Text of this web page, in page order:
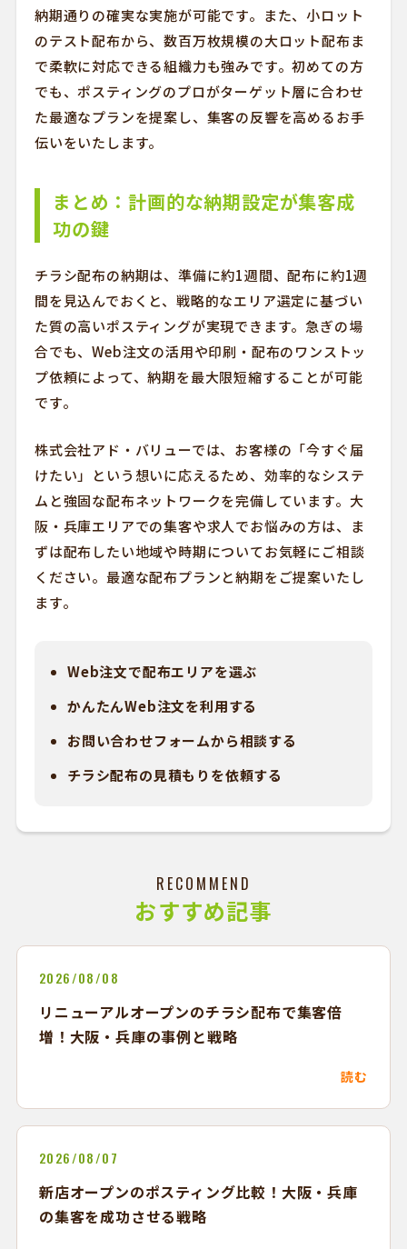
納期通りの確実な実施が可能です。また、小ロット
のテスト配布から、数百万枚規模の大ロット配布ま
で柔軟に対応できる組織力も強みです。初めての方
でも、ポスティングのプロがターゲット層に合わせ
た最適なプランを提案し、集客の反響を高めるお手
伝いをいたします。
まとめ：計画的な納期設定が集客成
功の鍵
チラシ配布の納期は、準備に約1週間、配布に約1週
間を見込んでおくと、戦略的なエリア選定に基づい
た質の高いポスティングが実現できます。急ぎの場
合でも、Web注文の活用や印刷・配布のワンストッ
プ依頼によって、納期を最大限短縮することが可能
です。
株式会社アド・バリューでは、お客様の「今すぐ届
けたい」という想いに応えるため、効率的なシステ
ムと強固な配布ネットワークを完備しています。大
阪・兵庫エリアでの集客や求人でお悩みの方は、ま
ずは配布したい地域や時期についてお気軽にご相談
ください。最適な配布プランと納期をご提案いたし
ます。
Web注文で配布エリアを選ぶ
かんたんWeb注文を利用する
お問い合わせフォームから相談する
チラシ配布の見積もりを依頼する
RECOMMEND
おすすめ記事
2026/08/08
リニューアルオープンのチラシ配布で集客倍
増！大阪・兵庫の事例と戦略
読む
2026/08/07
新店オープンのポスティング比較！大阪・兵庫
の集客を成功させる戦略